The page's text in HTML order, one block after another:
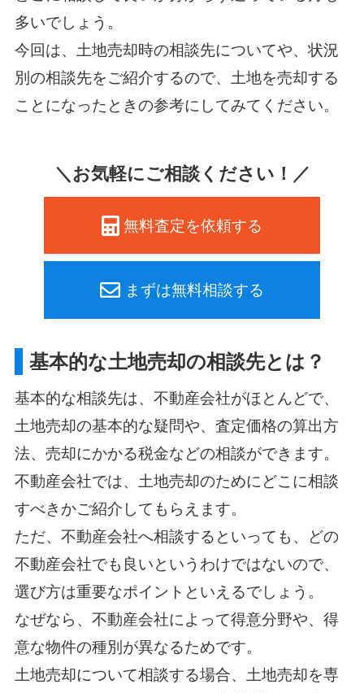
多いでしょう。
今回は、土地売却時の相談先についてや、状況
別の相談先をご紹介するので、土地を売却する
ことになったときの参考にしてみてください。
＼お気軽にご相談ください！／
無料査定を依頼する
まずは無料相談する
基本的な土地売却の相談先とは？
基本的な相談先は、不動産会社がほとんどで、
土地売却の基本的な疑問や、査定価格の算出方
法、売却にかかる税金などの相談ができます。
不動産会社では、土地売却のためにどこに相談
すべきかご紹介してもらえます。
ただ、不動産会社へ相談するといっても、どの
不動産会社でも良いというわけではないので、
選び方は重要なポイントといえるでしょう。
なぜなら、不動産会社によって得意分野や、得
意な物件の種別が異なるためです。
土地売却について相談する場合、土地売却を専